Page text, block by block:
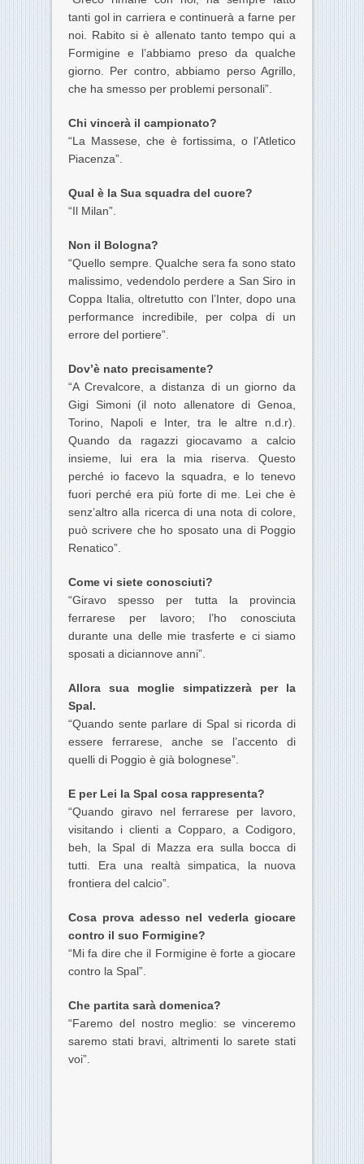
tanti gol in carriera e continuerà a farne per
noi. Rabito si è allenato tanto tempo qui a
Formigine e l’abbiamo preso da qualche
giorno. Per contro, abbiamo perso Agrillo,
che ha smesso per problemi personali”.
Chi vincerà il campionato?
“La Massese, che è fortissima, o l’Atletico
Piacenza”.
Qual è la Sua squadra del cuore?
“Il Milan”.
Non il Bologna?
“Quello sempre. Qualche sera fa sono stato
malissimo, vedendolo perdere a San Siro in
Coppa Italia, oltretutto con l’Inter, dopo una
performance incredibile, per colpa di un
errore del portiere”.
Dov’è nato precisamente?
“A Crevalcore, a distanza di un giorno da
Gigi Simoni (il noto allenatore di Genoa,
Torino, Napoli e Inter, tra le altre n.d.r).
Quando da ragazzi giocavamo a calcio
insieme, lui era la mia riserva. Questo
perché io facevo la squadra, e lo tenevo
fuori perché era più forte di me. Lei che è
senz’altro alla ricerca di una nota di colore,
può scrivere che ho sposato una di Poggio
Renatico”.
Come vi siete conosciuti?
“Giravo spesso per tutta la provincia
ferrarese per lavoro; l’ho conosciuta
durante una delle mie trasferte e ci siamo
sposati a diciannove anni”.
Allora sua moglie simpatizzerà per la
Spal.
“Quando sente parlare di Spal si ricorda di
essere ferrarese, anche se l’accento di
quelli di Poggio è già bolognese”.
E per Lei la Spal cosa rappresenta?
“Quando giravo nel ferrarese per lavoro,
visitando i clienti a Copparo, a Codigoro,
beh, la Spal di Mazza era sulla bocca di
tutti. Era una realtà simpatica, la nuova
frontiera del calcio”.
Cosa prova adesso nel vederla giocare
contro il suo Formigine?
“Mi fa dire che il Formigine è forte a giocare
contro la Spal”.
Che partita sarà domenica?
“Faremo del nostro meglio: se vinceremo
saremo stati bravi, altrimenti lo sarete stati
voi”.